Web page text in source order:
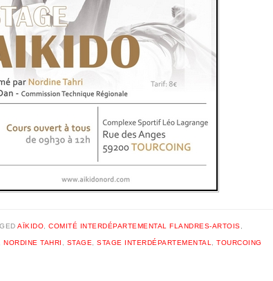
AÏKIDO COMITÉ INTERDÉPARTEMENTAL FLANDRES-ARTOIS
NORDINE TAHRI STAGE STAGE INTERDÉPARTEMENTAL TOURCOING